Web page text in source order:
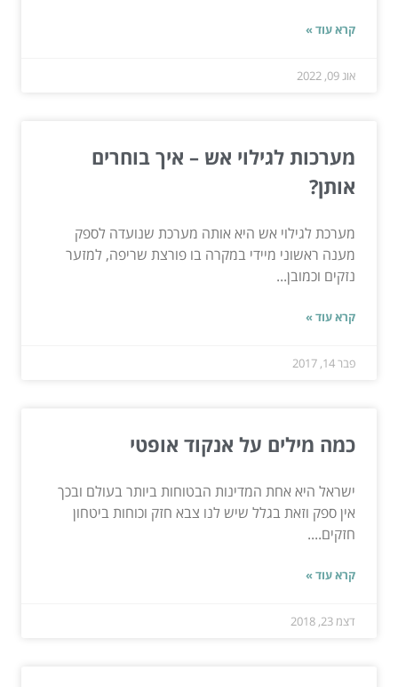
קרא עוד »
אוג 09, 2022
מערכות לגילוי אש – איך בוחרים
אותן?
מערכת לגילוי אש היא אותה מערכת שנועדה לספק
מענה ראשוני מיידי במקרה בו פורצת שריפה, למזער
נזקים וכמובן...
קרא עוד »
פבר 14, 2017
כמה מילים על אנקוד אופטי
ישראל היא אחת המדינות הבטוחות ביותר בעולם ובכך
אין ספק וזאת בגלל שיש לנו צבא חזק וכוחות ביטחון
חזקים....
קרא עוד »
דצמ 23, 2018